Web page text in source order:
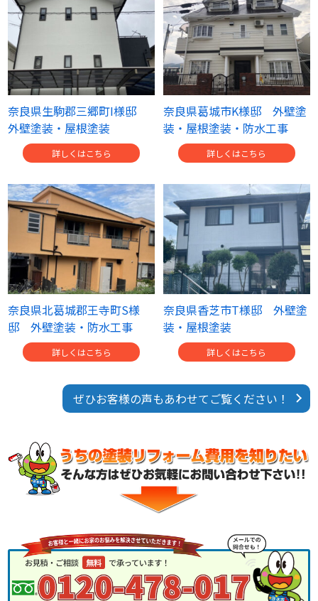
奈良県生駒郡三郷町I様邸
外壁塗装・屋根塗装
詳しくはこちら
奈良県葛城市K様邸 外壁塗
装・屋根塗装・防水工事
詳しくはこちら
奈良県北葛城郡王寺町S様
邸 外壁塗装・防水工事
詳しくはこちら
奈良県香芝市T様邸 外壁塗
装・屋根塗装
詳しくはこちら
ぜひお客様の声もあわせてご覧ください！